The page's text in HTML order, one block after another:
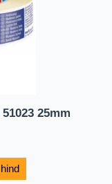
25mm